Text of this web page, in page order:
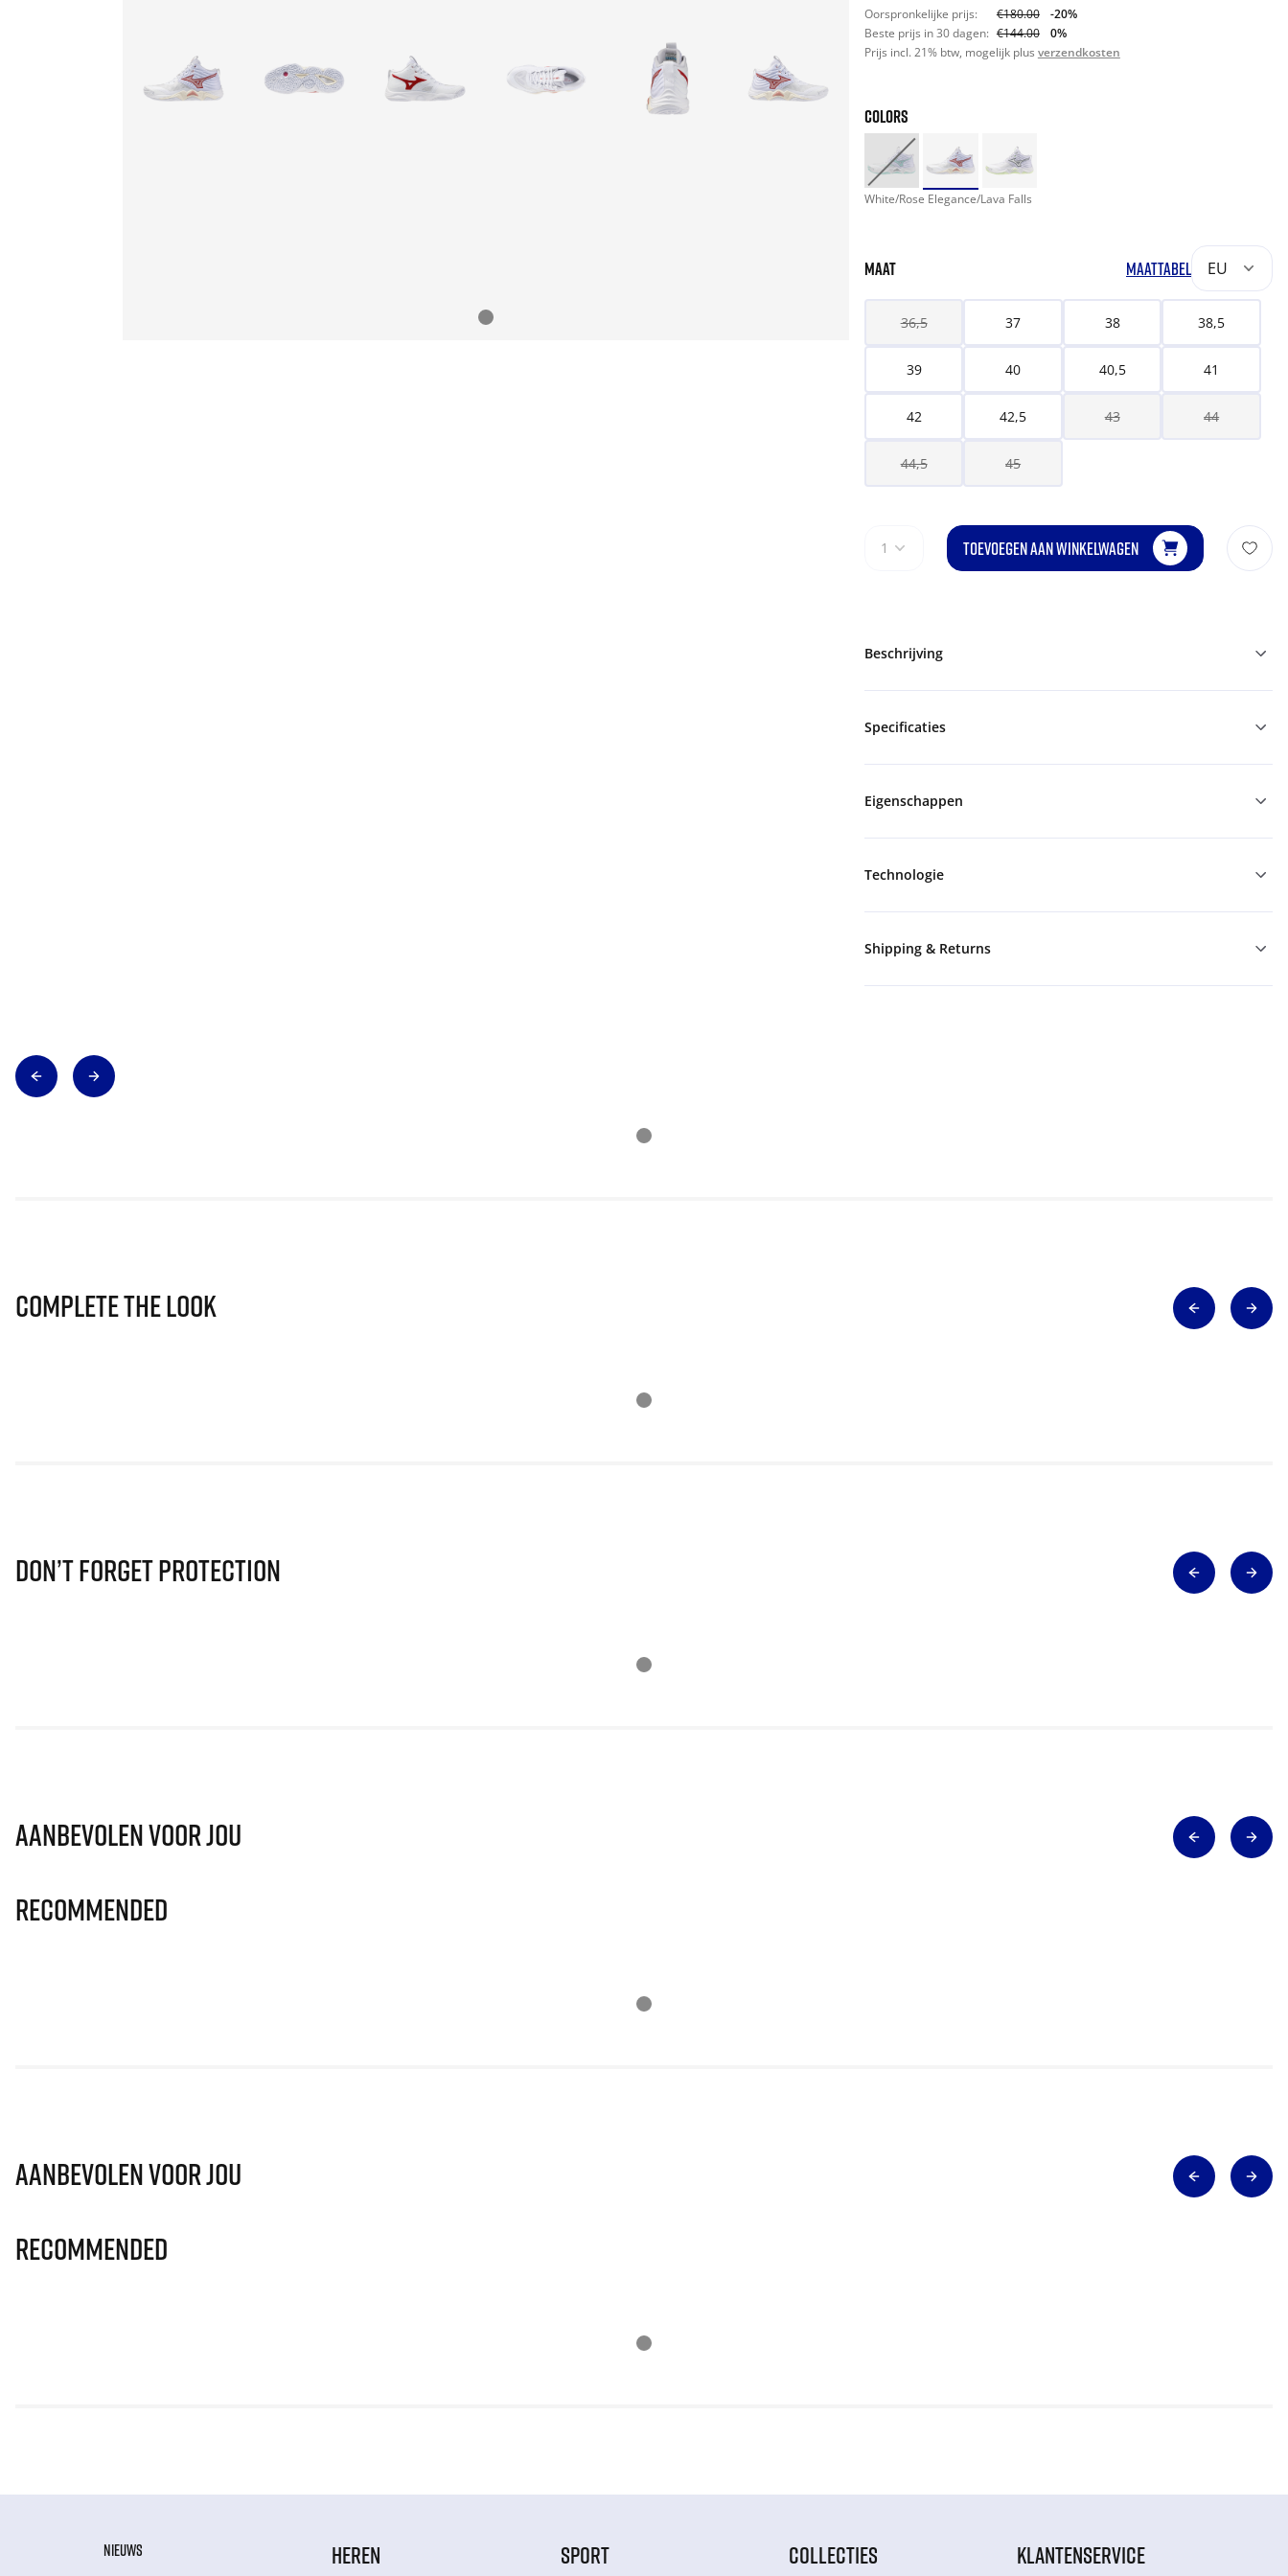
Oorspronkelijke prijs: €180.00
-20%
Beste prijs in 30 dagen: €144.00
0%
Prijs incl. 21% btw, mogelijk plus verzendkosten
COLORS
White/Rose Elegance/Lava Falls
MAAT MAATTABEL EU
36,5 37 38 38,5
39 40 40,5 41
42 42,5 43 44
44,5 45
1 TOEVOEGEN AAN WINKELWAGEN
Beschrijving
Specificaties
Eigenschappen
Technologie
Shipping & Returns
Complete The Look
Don’t Forget Protection
Aanbevolen voor jou
Recommended
Aanbevolen voor jou
Recommended
NIEUWS
HEREN SPORT COLLECTIES KLANTENSERVICE